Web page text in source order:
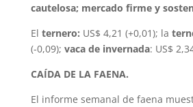
cautelosa; mercado firme y
El ternero: US$ 4,21 (+0,01); la
(-0,09); vaca de invernada: US$
CAÍDA DE LA FAENA.
El informe semanal de faena